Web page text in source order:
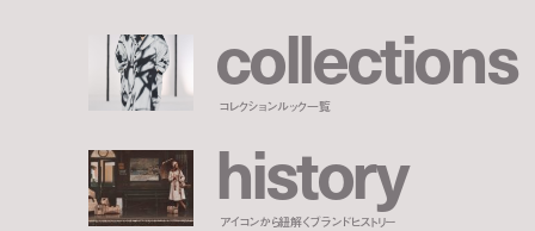
collections
コレクションルック一覧
history
アイコンから紐解くブランドヒストリー